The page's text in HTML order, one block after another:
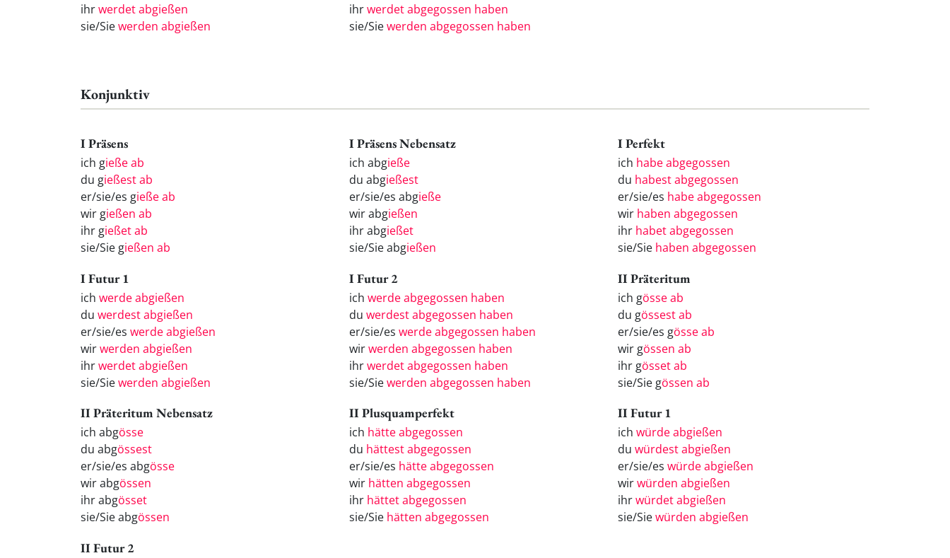
ihrwerdet abgießen
sie/Siewerden abgießen
ihrwerdet abgegossen haben
sie/Siewerden abgegossen haben
Konjunktiv
I Präsens
ich gieße ab
du gießest ab
er/sie/es gieße ab
wir gießen ab
ihr gießet ab
sie/Sie gießen ab
I Präsens Nebensatz
ich abgieße
du abgießest
er/sie/es abgieße
wir abgießen
ihr abgießet
sie/Sie abgießen
I Perfekt
ich habe abgegossen
du habest abgegossen
er/sie/es habe abgegossen
wir haben abgegossen
ihr habet abgegossen
sie/Sie haben abgegossen
I Futur 1
ich werde abgießen
du werdest abgießen
er/sie/es werde abgießen
wirwerden abgießen
ihrwerdet abgießen
sie/Siewerden abgießen
I Futur 2
ich werde abgegossen haben
du werdest abgegossen haben
er/sie/es werde abgegossen haben
wirwerden abgegossen haben
ihrwerdet abgegossen haben
sie/Siewerden abgegossen haben
II Präteritum
ich gösse ab
du gössest ab
er/sie/es gösse ab
wir gössen ab
ihr gösset ab
sie/Sie gössen ab
II Präteritum Nebensatz
ich abgösse
du abgössest
er/sie/es abgösse
wir abgössen
ihr abgösset
sie/Sie abgössen
II Plusquamperfekt
ich hätte abgegossen
du hättest abgegossen
er/sie/es hätte abgegossen
wir hätten abgegossen
ihr hättet abgegossen
sie/Sie hätten abgegossen
II Futur 1
ich würde abgießen
du würdest abgießen
er/sie/es würde abgießen
wirwürden abgießen
ihrwürdet abgießen
sie/Siewürden abgießen
II Futur 2